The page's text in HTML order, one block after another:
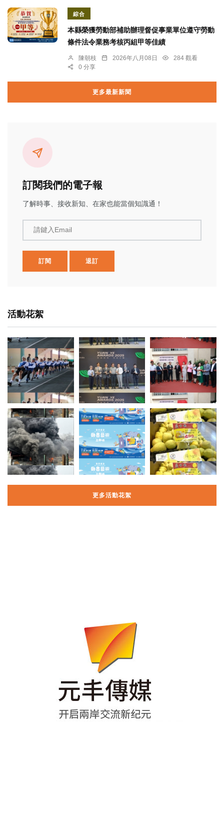
綜合
本縣榮獲勞動部補助辦理督促事業單位遵守勞動
條件法令業務考核丙組甲等佳績
陳朝枝 2026年八月08日
284 觀看
0 分享
更多最新新聞
訂閱我們的電子報
了解時事、接收新知、在家也能當個知識通！
請鍵入Email
訂閱 退訂
活動花絮
更多活動花絮